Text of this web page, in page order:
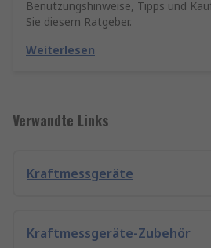
Benutzungshinweise, Tipps und
Sie diesem Ratgeber.
Weiterlesen
Verwandte Links
Kraftmessgeräte
Kraftmessgeräte-Zubehör